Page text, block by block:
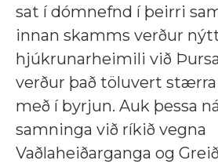
sat í dómnefnd í þeirri
innan skamms verður
hjúkrunarheimili við
verður það töluvert
með í byrjun. Auk þessa
samninga við ríkið vegna
Vaðlaheiðarganga og